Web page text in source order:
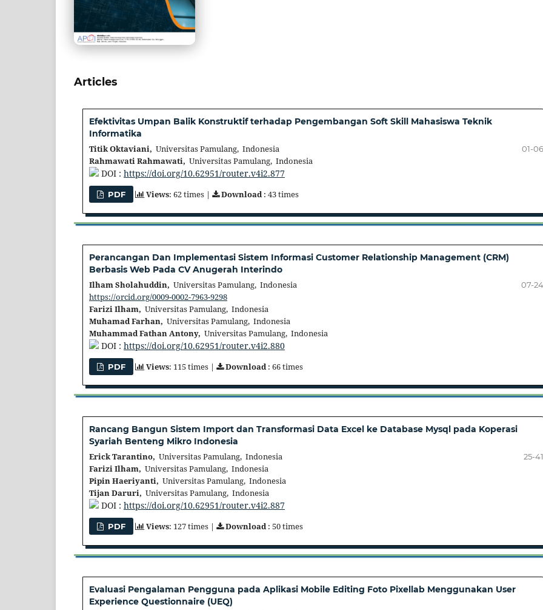
Articles
Efektivitas Umpan Balik Konstruktif terhadap Pengembangan Soft Skill Mahasiswa Teknik
Informatika
Titik Oktaviani, Universitas Pamulang, Indonesia
Rahmawati Rahmawati, Universitas Pamulang, Indonesia
01-06
DOI : https://doi.org/10.62951/router.v4i2.877
PDF Views: 62 times | Download: 43 times
Perancangan Dan Implementasi Sistem Informasi Customer Relationship Management (CRM)
Berbasis Web Pada CV Anugerah Interindo
Ilham Sholahuddin, Universitas Pamulang, Indonesia
https://orcid.org/0009-0002-7963-9298
Farizi Ilham, Universitas Pamulang, Indonesia
Muhamad Farhan, Universitas Pamulang, Indonesia
Muhammad Fathan Antony, Universitas Pamulang, Indonesia
07-24
DOI : https://doi.org/10.62951/router.v4i2.880
PDF Views: 115 times | Download: 66 times
Rancang Bangun Sistem Import dan Transformasi Data Excel ke Database Mysql pada Koperasi
Syariah Benteng Mikro Indonesia
Erick Tarantino, Universitas Pamulang, Indonesia
Farizi Ilham, Universitas Pamulang, Indonesia
Pipin Haeriyanti, Universitas Pamulang, Indonesia
Tijan Daruri, Universitas Pamulang, Indonesia
25-41
DOI : https://doi.org/10.62951/router.v4i2.887
PDF Views: 127 times | Download: 50 times
Evaluasi Pengalaman Pengguna pada Aplikasi Mobile Editing Foto Pixellab Menggunakan User
Experience Questionnaire (UEQ)